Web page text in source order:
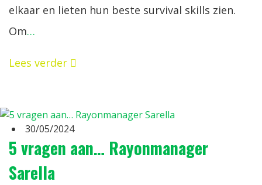
elkaar en lieten hun beste survival skills zien.
Om…
Lees verder
30/05/2024
5 vragen aan… Rayonmanager
Sarella